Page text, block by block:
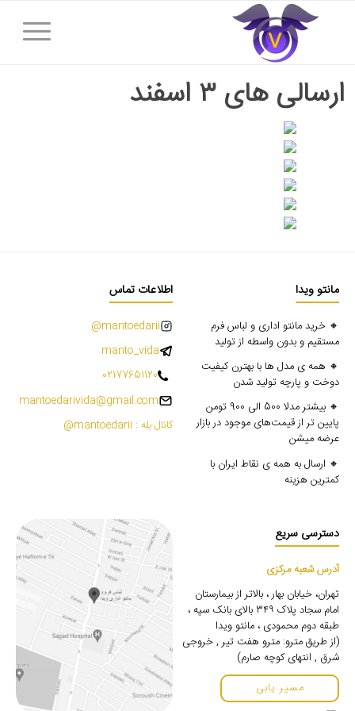
ارسالی های ۳ اسفند
مانتو ویدا
🔸 خرید مانتو اداری و لباس فرم
مستقیم و بدون واسطه از تولید
🔸 همه ی مدل ها با بهترن کیفیت
دوخت و پارچه تولید شدن
🔸 بیشتر مدلا 500 الی 900 تومن
پایین تر از قیمت‌های موجود در بازار
عرضه میشن
🔸 ارسال به همه ی نقاط ایران با
کمترین هزینه
اطلاعات تماس
mantoedarii@
manto_vida
02177651120
mantoedarivida@gmail.com
کانال بله : mantoedarii@
دسترسی سریع
آدرس شعبه مرکزی
تهران، خیابان بهار ، بالاتر از بیمارستان
امام سجاد پلاک ۳۴۹ بالای بانک سپه ،
طبقه دوم محمودی ، مانتو ویدا
(از طریق مترو: مترو هفت تیر , خروجی
شرق , انتهای کوچه صارم)
مسیر یابی